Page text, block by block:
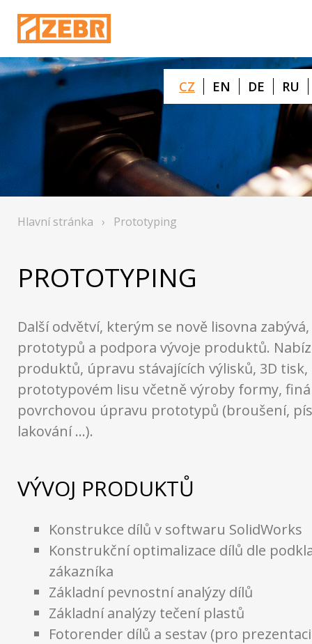
CZ EN DE RU
Hlavní stránka › Prototyping
PROTOTYPING
Další odvětví, kterým se nově lisovna
prototypů a podpora vývoje produktů.
produktů, úpravu stávajících výlisků, 3D
prototypovém lisu včetně výroby formy,
povrchovou úpravu prototypů (broušení,
lakování …).
VÝVOJ PRODUKTŮ
Konstrukce dílů v softwaru SolidWorks
Konstrukční optimalizace dílů dle
zákazníka
Základní pevnostní analýzy dílů
Základní analýzy tečení plastů
Fotorender dílů a sestav (pro